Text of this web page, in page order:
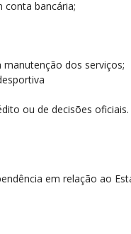
conta bancária;
dos serviços;
ou de decisões oficiais.
em relação ao